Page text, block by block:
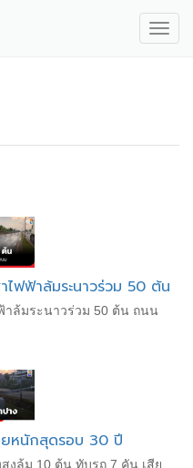
ฟฟ้าล้มระนาวร่วม 50 ต้น
าล้มระนาวร่วม 50 ต้น ถนน
หนักสุดรอบ 30 ปี
งล้ม 10 ต้น ทับรถ 7 คัน เสีย